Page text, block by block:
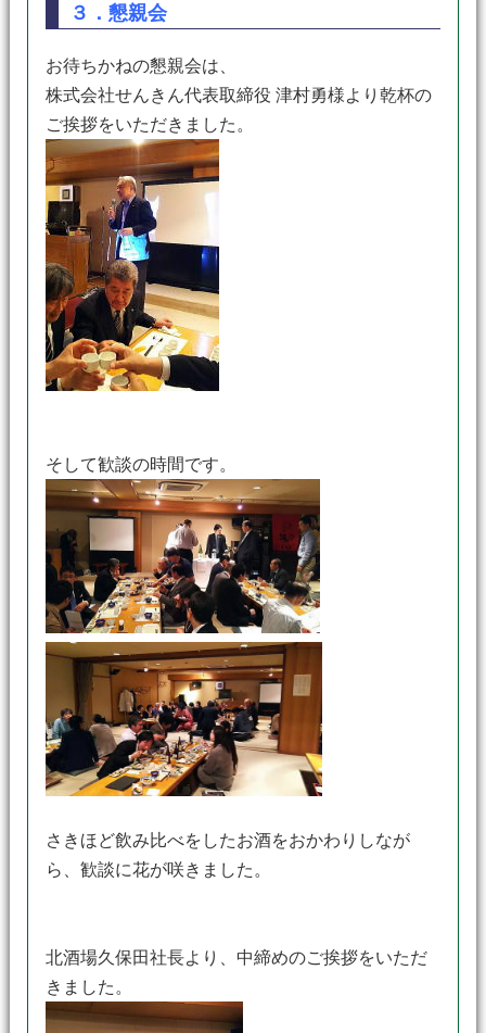
３．懇親会
お待ちかねの懇親会は、
株式会社せんきん代表取締役 津村勇様より乾杯の
ご挨拶をいただきました。
そして歓談の時間です。
さきほど飲み比べをしたお酒をおかわりしなが
ら、歓談に花が咲きました。
北酒場久保田社長より、中締めのご挨拶をいただ
きました。